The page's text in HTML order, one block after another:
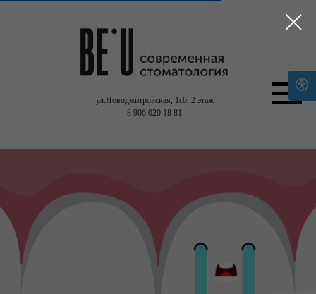
ул.Новодмитровская, 1с6, 2 этаж
8 906 020 18 81